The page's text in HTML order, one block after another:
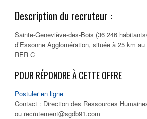
Description du recruteur :
Sainte-Geneviève-des-Bois (36 246
d’Essonne Agglomération, située à 25 km
RER C
POUR RÉPONDRE À CETTE OFFRE
Postuler en ligne
Contact : Direction des Ressources
ou recrutement@sgdb91.com